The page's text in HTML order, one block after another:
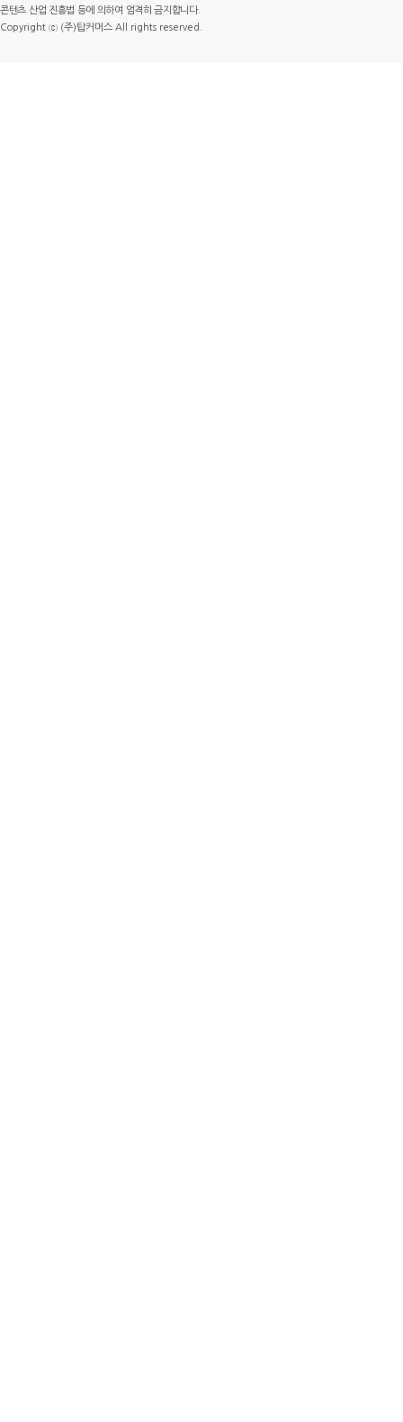
콘텐츠 산업 진흥법 등에 의하여 엄격히 금지합니다.
Copyright ⓒ (주)탑커머스 All rights reserved.